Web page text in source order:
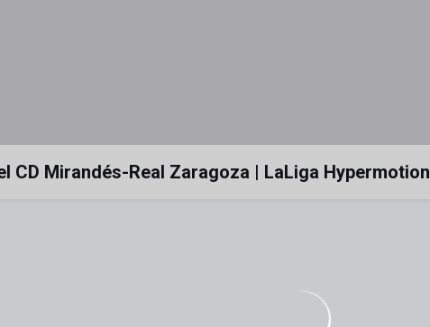
CD Mirandés-Real Zaragoza | LaLiga Hypermotion